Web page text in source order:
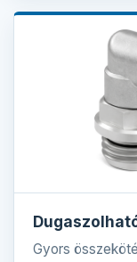
Gyors